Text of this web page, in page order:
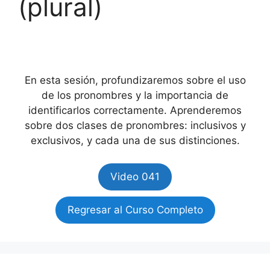
(plural)
En esta sesión, profundizaremos sobre el uso
de los pronombres y la importancia de
identificarlos correctamente. Aprenderemos
sobre dos clases de pronombres: inclusivos y
exclusivos, y cada una de sus distinciones.
Video 041
Regresar al Curso Completo